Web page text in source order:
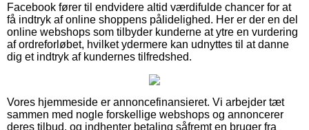
Facebook fører til endvidere altid værdifulde chancer for at
få indtryk af online shoppens pålidelighed. Her er der en del
online webshops som tilbyder kunderne at ytre en vurdering
af ordreforløbet, hvilket ydermere kan udnyttes til at danne
dig et indtryk af kundernes tilfredshed.
Vores hjemmeside er annoncefinansieret. Vi arbejder tæt
sammen med nogle forskellige webshops og annoncerer
deres tilbud, og indhenter betaling såfremt en bruger fra